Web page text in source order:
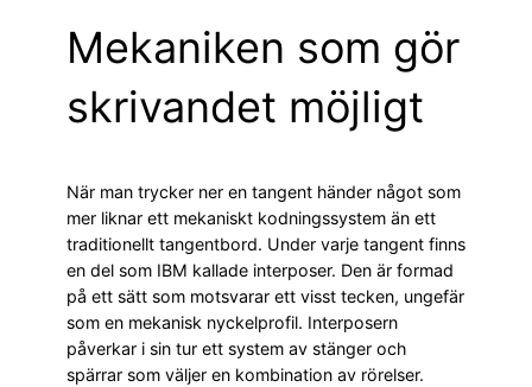
Mekaniken som gör
skrivandet möjligt
När man trycker ner en tangent händer något som
mer liknar ett mekaniskt kodningssystem än ett
traditionellt tangentbord. Under varje tangent finns
en del som IBM kallade interposer. Den är formad
på ett sätt som motsvarar ett visst tecken, ungefär
som en mekanisk nyckelprofil. Interposern
påverkar i sin tur ett system av stänger och
spärrar som väljer en kombination av rörelser.